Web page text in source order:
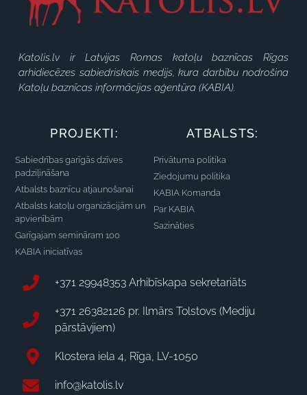
Katolis.lv ir Latvijas Romas katoļu baznīcas Rīgas
arhidiecēzes sabiedriskais medijs, kura darbību nodrošina
Katoļu baznīcas informācijas aģentūra (KABIA).
PROJEKTI:
Sabiedrības garīgās dzīves
padziļināšana
Atbalsts baznīcu atjaunošanai
Atbalsts katoļu organizācijām un
apvienībām
Garīgajam semināram 100
KABIA iniciatīvas
ATBALSTS:
Privātuma politika
Ziedojumu politika
KABIA Komanda
Par KABIA
Sazināties
+371 29948353 Arhibīskapa sekretariāts
+371 26382126 pr. Ilmārs Tolstovs (Mediju
pārstāvjiem)
Klostera iela 4, Rīga, LV-1050
info@katolis.lv